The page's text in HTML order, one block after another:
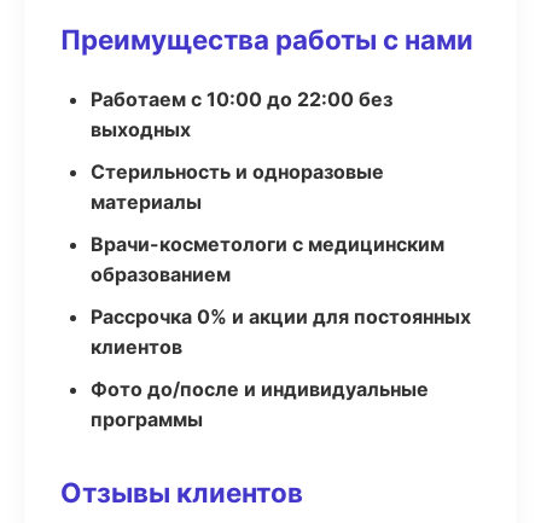
Преимущества работы с нами
Работаем с 10:00 до 22:00 без
выходных
Стерильность и одноразовые
материалы
Врачи-косметологи с медицинским
образованием
Рассрочка 0% и акции для постоянных
клиентов
Фото до/после и индивидуальные
программы
Отзывы клиентов